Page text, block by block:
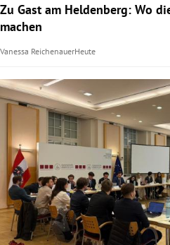
Zu Gast am Heldenberg: Wo
machen
Vanessa ReichenauerHeute